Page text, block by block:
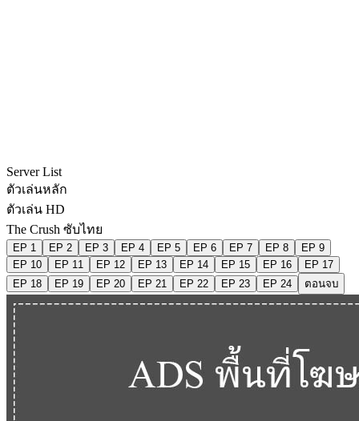
Server List
ตัวเล่นหลัก
ตัวเล่น HD
The Crush ซับไทย
EP 1 EP 2 EP 3 EP 4 EP 5 EP 6 EP 7 EP 8
EP 9
EP 10
EP 11 EP 12 EP 13 EP 14 EP 15 EP 16
EP 17
EP 18
EP 19 EP 20 EP 21 EP 22 EP 23 EP 24 ตอนจบ